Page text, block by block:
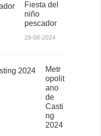
Fiesta del
niño
pescador
29-08-2024
Metr
opolit
ano
de
Casti
ng
2024